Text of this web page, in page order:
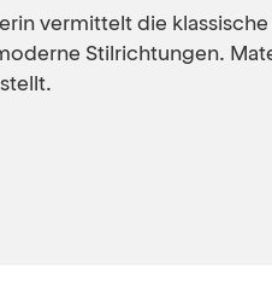
vermittelt die
Stilrichtungen.